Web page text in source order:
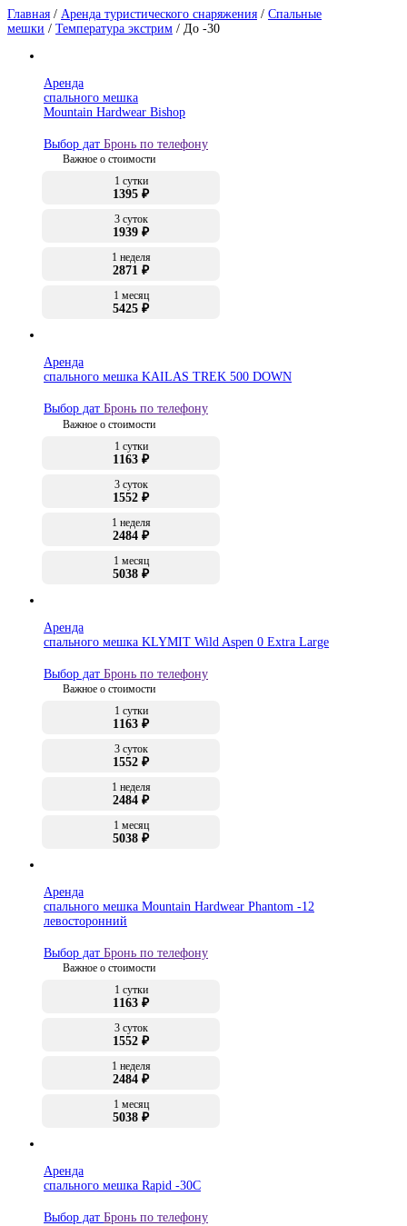
Главная / Аренда туристического снаряжения / Спальные
мешки / Температура экстрим / До -30
Аренда
спального мешка
Mountain Hardwear Bishop
Выбор дат Бронь по телефону
Важное о стоимости
1 сутки
1395 ₽
3 суток
1939 ₽
1 неделя
2871 ₽
1 месяц
5425 ₽
Аренда
спального мешка KAILAS TREK 500 DOWN
Выбор дат Бронь по телефону
Важное о стоимости
1 сутки
1163 ₽
3 суток
1552 ₽
1 неделя
2484 ₽
1 месяц
5038 ₽
Аренда
спального мешка KLYMIT Wild Aspen 0 Extra Large
Выбор дат Бронь по телефону
Важное о стоимости
1 сутки
1163 ₽
3 суток
1552 ₽
1 неделя
2484 ₽
1 месяц
5038 ₽
Аренда
спального мешка Mountain Hardwear Phantom -12
левосторонний
Выбор дат Бронь по телефону
Важное о стоимости
1 сутки
1163 ₽
3 суток
1552 ₽
1 неделя
2484 ₽
1 месяц
5038 ₽
Аренда
спального мешка Rapid -30C
Выбор дат Бронь по телефону